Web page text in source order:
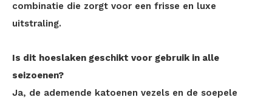
combinatie die zorgt voor een frisse en luxe
uitstraling.
Is dit hoeslaken geschikt voor gebruik in alle
seizoenen?
Ja, de ademende katoenen vezels en de soepele